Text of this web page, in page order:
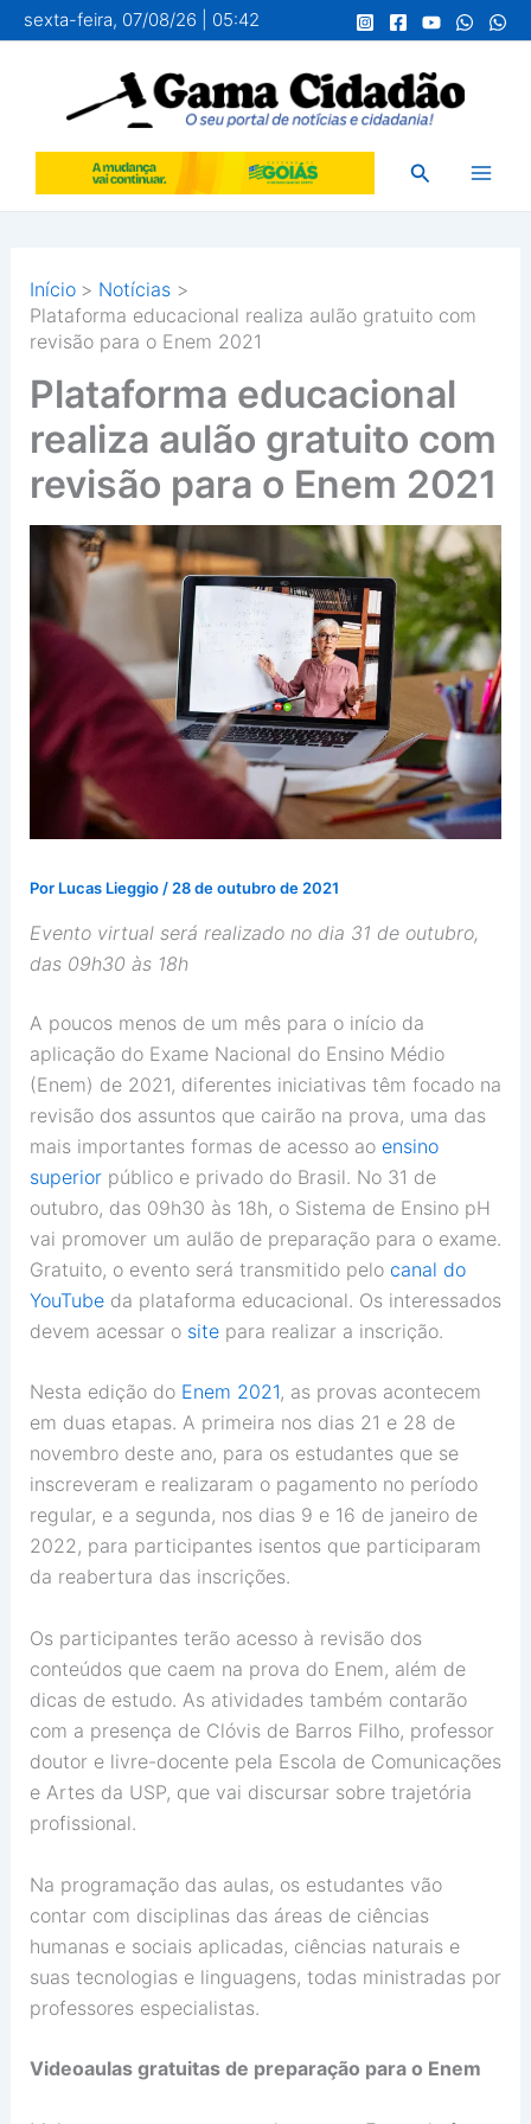
para
conteúdo
sexta-feira, 07/08/26 | 05:42
Pesquisar
Início
Notícias
Plataforma educacional realiza aulão gratuito com
revisão para o Enem 2021
Plataforma educacional
realiza aulão gratuito com
revisão para o Enem 2021
Por Lucas Lieggio / 28 de outubro de 2021
Evento virtual será realizado no dia 31 de outubro,
das 09h30 às 18h
A poucos menos de um mês para o início da
aplicação do Exame Nacional do Ensino Médio
(Enem) de 2021, diferentes iniciativas têm focado na
revisão dos assuntos que cairão na prova, uma das
mais importantes formas de acesso ao ensino
superiorpúblico e privado do Brasil. No 31 de
outubro, das 09h30 às 18h, o Sistema de Ensino pH
vai promover um aulão de preparação para o exame.
Gratuito, o evento será transmitido pelo canal do
YouTubeda plataforma educacional. Os interessados
devem acessar o sitepara realizar a inscrição.
Nesta edição do Enem 2021, as provas acontecem
em duas etapas. A primeira nos dias 21 e 28 de
novembro deste ano, para os estudantes que se
inscreveram e realizaram o pagamento no período
regular, e a segunda, nos dias 9 e 16 de janeiro de
2022, para participantes isentos que participaram
da reabertura das inscrições.
Os participantes terão acesso à revisão dos
conteúdos que caem na prova do Enem, além de
dicas de estudo. As atividades também contarão
com a presença de Clóvis de Barros Filho, professor
doutor e livre-docente pela Escola de Comunicações
e Artes da USP, que vai discursar sobre trajetória
profissional.
Na programação das aulas, os estudantes vão
contar com disciplinas das áreas de ciências
humanas e sociais aplicadas, ciências naturais e
suas tecnologias e linguagens, todas ministradas por
professores especialistas.
Videoaulas gratuitas de preparação para o Enem